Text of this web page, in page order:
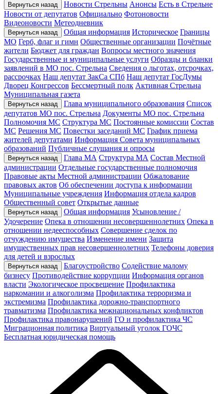
Вернуться назад Новости Стрельны Анонсы Есть в Стрельне
Новости от депутатов Официально Фотоновости
Видеоновости Метеодневник
Вернуться назад Общая информация Историческое Границы
МО Герб, флаг и гимн Общественные организации Почётные
жители Бюджет для граждан Вопросы местного значения
Государственные и муниципальные услуги Образцы и бланки
заявлений в МО пос. Стрельна Сведения о льготах, отсрочках,
рассрочках Наш депутат ЗакСа СПб Наш депутат ГосДумы
Дворец Конгрессов Бессмертный полк Активная Стрельна
Муниципальная газета
Вернуться назад Глава муниципального образования Список
депутатов МО пос. Стрельна Документы МО пос. Стрельна
Полномочия МС Структура МС Постоянные комиссии Состав
МС Решения МС Повестки заседаний МС График приема
жителей депутатами Информация Совета муниципальных
образований Публичные слушания и опросы
Вернуться назад Глава МА Структура МА Состав Местной
администрации Отдельные государственные полномочия
Правовые акты Местной администрации Обжалование
правовых актов Об обеспечении доступа к информации
Муниципальные учреждения Информация отдела кадров
Общественный совет Открытые данные
Вернуться назад Общая информация Усыновление /
Удочерение Опека в отношении несовершеннолетних Опека в
отношении недееспособных Совершение сделок по
отчуждению имущества Изменение имени Защита
имущественных прав несовершеннолетних Телефоны доверия
для детей и взрослых
Вернуться назад Благоустройство Содействие малому
бизнесу Противодействие коррупции Информация органов
власти Экологическое просвещение Профилактика
наркомании и алкоголизма Профилактика терроризма и
экстремизма Профилактика дорожно-транспортного
травматизма Профилактика межнациональных конфликтов
Профилактика правонарушений ГО и профилактика ЧС
Миграционная политика Виртуальный уголок ГОЧС
Бесплатная юридическая помощь